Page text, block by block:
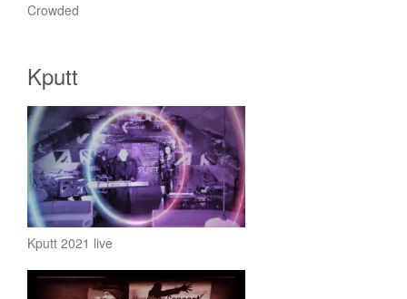
Crowded
Kputt
Kputt 2021 live